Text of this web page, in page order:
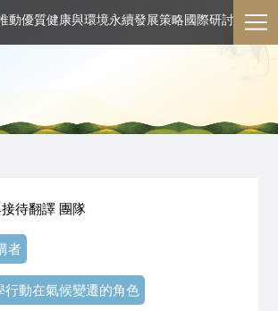
動優質健康與環境永續發展策略國際研討會
待翻譯 團隊
者
行動在氣候變遷的角色